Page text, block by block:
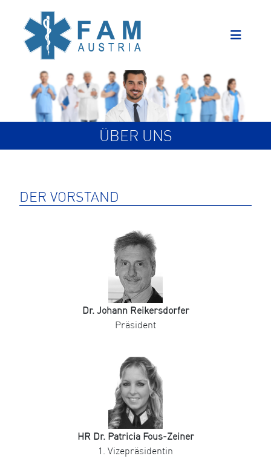
ÜBER UNS
DER VORSTAND
Dr. Johann Reikersdorfer
Präsident
HR Dr. Patricia Fous-Zeiner
1. Vizepräsidentin